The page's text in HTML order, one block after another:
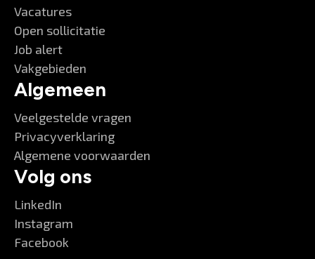
Vacatures
Open sollicitatie
Job alert
Vakgebieden
Algemeen
Veelgestelde vragen
Privacyverklaring
Algemene voorwaarden
Volg ons
LinkedIn
Instagram
Facebook